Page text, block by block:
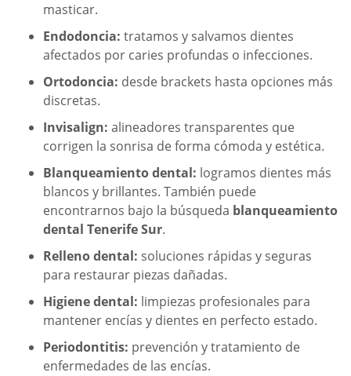
masticar.
Endodoncia: tratamos y salvamos dientes
afectados por caries profundas o infecciones.
Ortodoncia: desde brackets hasta opciones más
discretas.
Invisalign: alineadores transparentes que
corrigen la sonrisa de forma cómoda y estética.
Blanqueamiento dental: logramos dientes más
blancos y brillantes. También puede
encontrarnos bajo la búsqueda blanqueamiento
dental Tenerife Sur.
Relleno dental: soluciones rápidas y seguras
para restaurar piezas dañadas.
Higiene dental: limpiezas profesionales para
mantener encías y dientes en perfecto estado.
Periodontitis: prevención y tratamiento de
enfermedades de las encías.